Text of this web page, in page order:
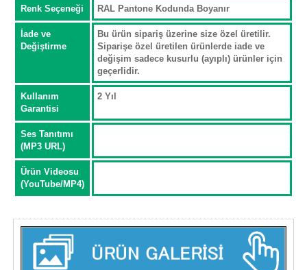
Renk Seçeneği RAL Pantone Kodunda Boyanır
İade ve
Değiştirme
Bu ürün sipariş üzerine size özel üretilir.
Siparişe özel üretilen ürünlerde iade ve
değişim sadece kusurlu (ayıplı) ürünler için
geçerlidir.
Kullanım
Garantisi
2 Yıl
Ses Tanıtımı
(MP3 URL)
Ürün Videosu
(YouTube/MP4)